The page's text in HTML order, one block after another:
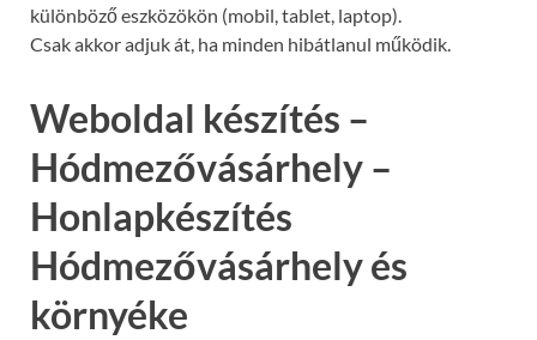
különböző eszközökön (mobil, tablet, laptop).
Csak akkor adjuk át, ha minden hibátlanul működik.
Weboldal készítés –
Hódmezővásárhely –
Honlapkészítés
Hódmezővásárhely és
környéke